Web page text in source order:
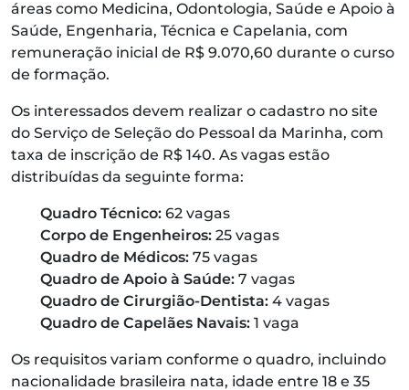
áreas como Medicina, Odontologia, Saúde e Apoio à
Saúde, Engenharia, Técnica e Capelania, com
remuneração inicial de R$ 9.070,60 durante o curso
de formação.
Os interessados devem realizar o cadastro no site
do Serviço de Seleção do Pessoal da Marinha, com
taxa de inscrição de R$ 140. As vagas estão
distribuídas da seguinte forma:
Quadro Técnico: 62 vagas
Corpo de Engenheiros: 25 vagas
Quadro de Médicos: 75 vagas
Quadro de Apoio à Saúde: 7 vagas
Quadro de Cirurgião-Dentista: 4 vagas
Quadro de Capelães Navais: 1 vaga
Os requisitos variam conforme o quadro, incluindo
nacionalidade brasileira nata, idade entre 18 e 35